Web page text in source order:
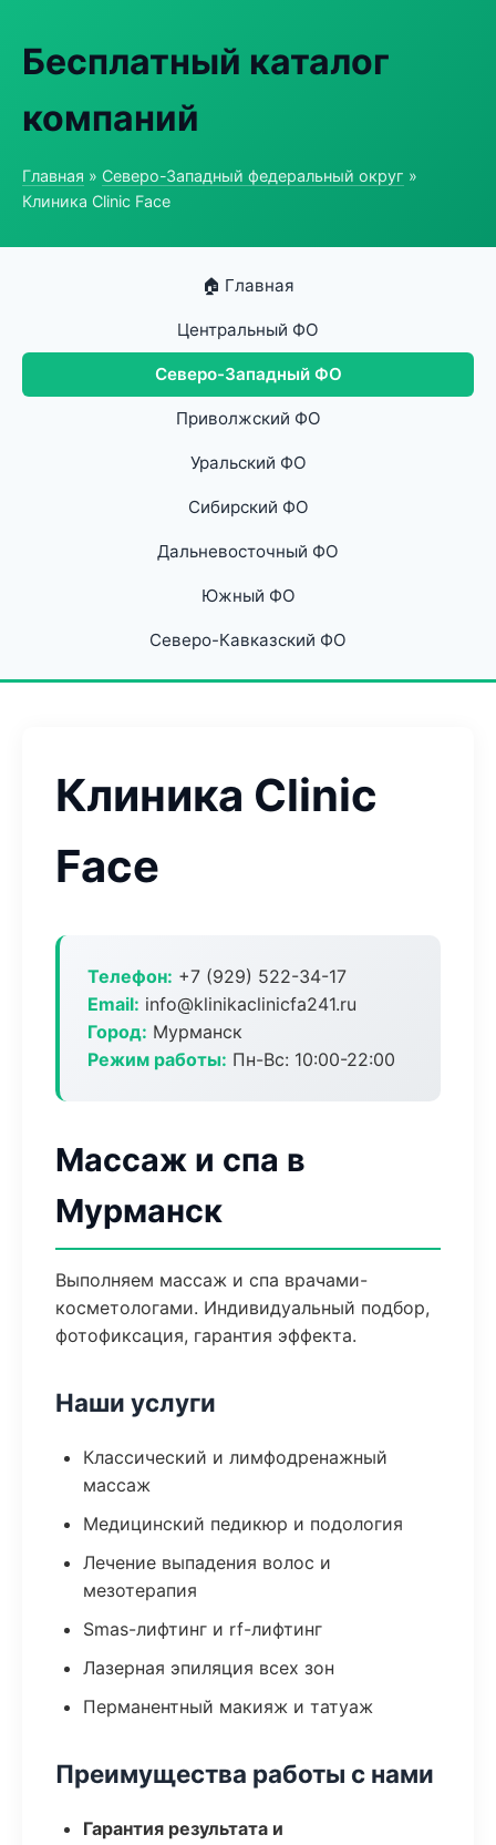
Бесплатный каталог
компаний
Главная » Северо-Западный федеральный округ »
Клиника Clinic Face
🏠 Главная
Центральный ФО
Северо-Западный ФО
Приволжский ФО
Уральский ФО
Сибирский ФО
Дальневосточный ФО
Южный ФО
Северо-Кавказский ФО
Клиника Clinic
Face
Телефон: +7 (929) 522-34-17
Email: info@klinikaclinicfa241.ru
Город: Мурманск
Режим работы: Пн-Вс: 10:00-22:00
Массаж и спа в
Мурманск
Выполняем массаж и спа врачами-
косметологами. Индивидуальный подбор,
фотофиксация, гарантия эффекта.
Наши услуги
Классический и лимфодренажный
массаж
Медицинский педикюр и подология
Лечение выпадения волос и
мезотерапия
Smas-лифтинг и rf-лифтинг
Лазерная эпиляция всех зон
Перманентный макияж и татуаж
Преимущества работы с нами
Гарантия результата и